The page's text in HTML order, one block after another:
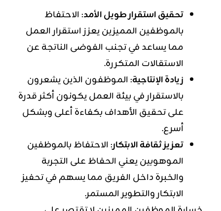
تحقيق استقرار طويل الأمد: الاحتفاظ
بالموظفين المميزين يعزز استقرار العمل
مما يساعد في تجنب الفوضى الناتجة عن
الاستقالات المتكررة.
زيادة الإنتاجية: الموظفون الذين يشعرون
بالاستقرار في بيئة العمل يكونون أكثر قدرة
على تحقيق الأهداف بكفاءة أعلى وبشكل
أسرع.
تعزيز ثقافة الابتكار: الاحتفاظ بالموظفين
الموهوبين يعني الحفاظ على التجربة
والخبرة داخل الفريق مما يسهم في تحفيز
الابتكار والتطوير المستمر.